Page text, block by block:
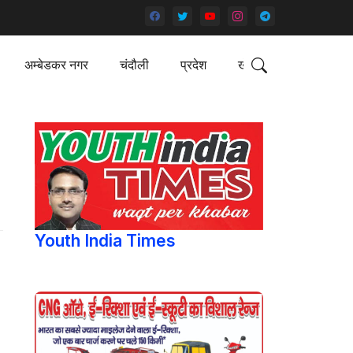
अम्बेडकर नगर चंदौली प्रदेश खेल
Youth India Times